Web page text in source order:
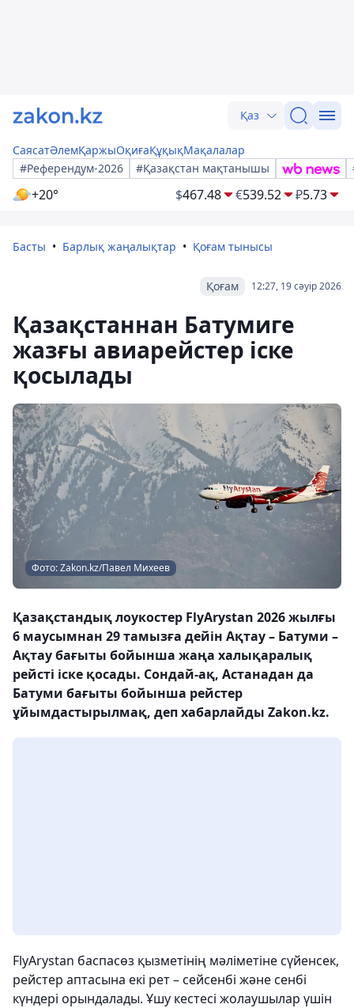
Қаз
СаясатӘлемҚаржыОқиғаҚұқықМақалалар
#Референдум-2026
#Қазақстан мақтанышы
+20° $467.48 €539.52 ₽5.73
Басты Барлық жаңалықтар Қоғам тынысы
12:27, 19 сәуір 2026
Қоғам
Қазақстаннан Батумиге
жазғы авиарейстер іске
қосылады
Фото: Zakon.kz/Павел Михеев
Қазақстандық лоукостер FlyArystan 2026 жылғы
6 маусымнан 29 тамызға дейін Ақтау – Батуми –
Ақтау бағыты бойынша жаңа халықаралық
рейсті іске қосады. Сондай-ақ, Астанадан да
Батуми бағыты бойынша рейстер
ұйымдастырылмақ, деп хабарлайды Zakon.kz.
FlyArystan баспасөз қызметінің мәліметіне сүйенсек,
рейстер аптасына екі рет – сейсенбі және сенбі
күндері орындалады. Ұшу кестесі жолаушылар үшін